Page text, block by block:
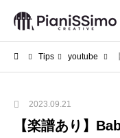
Tips youtube
2023.09.21
【楽譜あり】